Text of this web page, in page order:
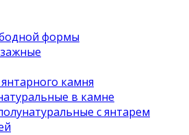
формы
камня
в камне
с янтарем